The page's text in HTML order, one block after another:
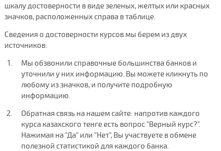
шкалу достоверности в виде зеленых, желтых или красных
значков, расположенных справа в таблице.
Сведения о достоверности курсов мы берем из двух
источников:
Мы обзвонили справочные большинства банков и
уточнили у них информацию. Вы можете кликнуть по
любому из значков, и получите подробную
информацию.
Обратная связь на нашем сайте: напротив каждого
курса казахского тенге есть вопрос "Верный курс?".
Нажимая на "Да" или "Нет", Вы участвуете в обмене
полезной статистикой для каждого банка.